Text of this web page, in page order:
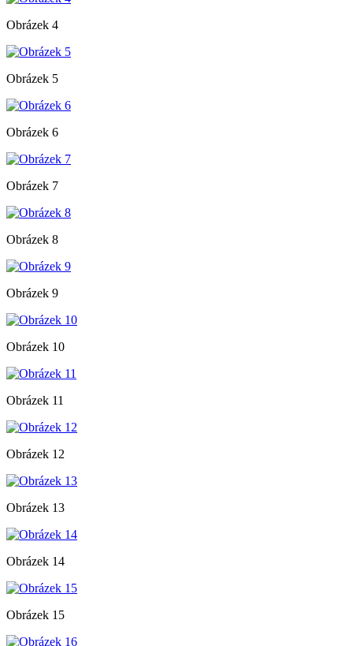
Obrázek 4
Obrázek 5
Obrázek 6
Obrázek 7
Obrázek 8
Obrázek 9
Obrázek 10
Obrázek 11
Obrázek 12
Obrázek 13
Obrázek 14
Obrázek 15